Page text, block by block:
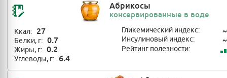
Абрикосы
консервированные в воде
Ккал: 27
Белки, г: 0.7
Жиры, г: 0.2
Углеводы, г: 6.4
Гликемический индекс: ~
Инсулиновый индекс: ~
Рейтинг полезности: